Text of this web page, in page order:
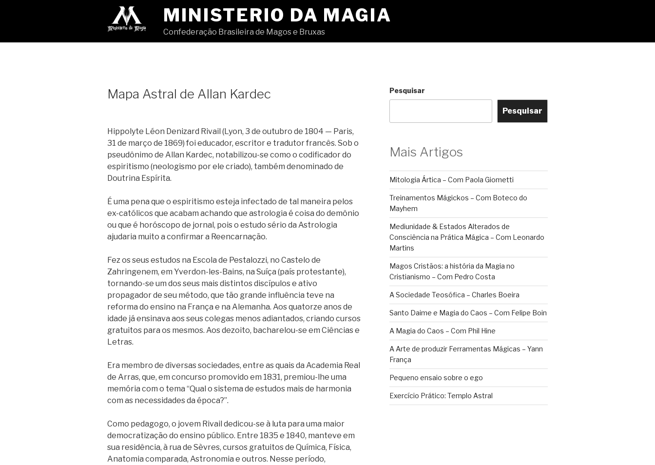
conteúdo
MINISTERIO DA MAGIA
Confederação Brasileira de Magos e Bruxas
Mapa Astral de Allan Kardec
Hippolyte Léon Denizard Rivail (Lyon, 3 de outubro de 1804 — Paris,
31 de março de 1869) foi educador, escritor e tradutor francês. Sob o
pseudônimo de Allan Kardec, notabilizou-se como o codificador do
espiritismo (neologismo por ele criado), também denominado de
Doutrina Espírita.
É uma pena que o espiritismo esteja infectado de tal maneira pelos
ex-católicos que acabam achando que astrologia é coisa do demônio
ou que é horóscopo de jornal, pois o estudo sério da Astrologia
ajudaria muito a confirmar a Reencarnação.
Fez os seus estudos na Escola de Pestalozzi, no Castelo de
Zahringenem, em Yverdon-les-Bains, na Suíça (país protestante),
tornando-se um dos seus mais distintos discípulos e ativo
propagador de seu método, que tão grande influência teve na
reforma do ensino na França e na Alemanha. Aos quatorze anos de
idade já ensinava aos seus colegas menos adiantados, criando cursos
gratuitos para os mesmos. Aos dezoito, bacharelou-se em Ciências e
Letras.
Era membro de diversas sociedades, entre as quais da Academia Real
de Arras, que, em concurso promovido em 1831, premiou-lhe uma
memória com o tema “Qual o sistema de estudos mais de harmonia
com as necessidades da época?”.
Como pedagogo, o jovem Rivail dedicou-se à luta para uma maior
democratização do ensino público. Entre 1835 e 1840, manteve em
sua residência, à rua de Sèvres, cursos gratuitos de Química, Física,
Anatomia comparada, Astronomia e outros. Nesse período,
Pesquisar
Pesquisar
Mais Artigos
Mitologia Ártica – Com Paola Giometti
Treinamentos Mágickos – Com Boteco do
Mayhem
Mediunidade & Estados Alterados de
Consciência na Prática Mágica – Com Leonardo
Martins
Magos Cristãos: a história da Magia no
Cristianismo – Com Pedro Costa
A Sociedade Teosófica – Charles Boeira
Santo Daime e Magia do Caos – Com Felipe Boin
A Magia do Caos – Com Phil Hine
A Arte de produzir Ferramentas Mágicas – Yann
França
Pequeno ensaio sobre o ego
Exercício Prático: Templo Astral